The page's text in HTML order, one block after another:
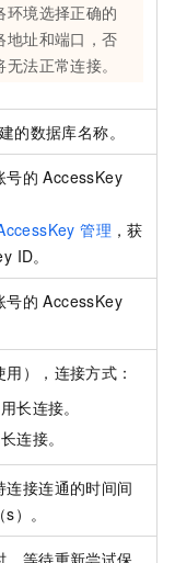
环境选择正确的
地址和端口，否
无法正常连接。
的数据库名称。
号的 AccessKey
管理 ，获
ID。
号的 AccessKey
），连接方式：
长连接。
连接。
连接连通的时间间
）。